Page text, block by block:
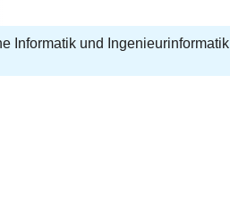
Informatik und Ingenieurinformatik